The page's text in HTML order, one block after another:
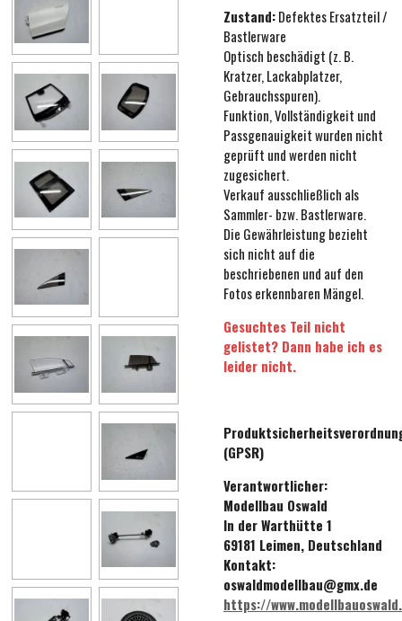
Zustand:Defektes Ersatzteil /
Bastlerware
Optisch beschädigt (z. B.
Kratzer, Lackabplatzer,
Gebrauchsspuren).
Funktion, Vollständigkeit und
Passgenauigkeit wurden nicht
geprüft und werden nicht
zugesichert.
Verkauf ausschließlich als
Sammler- bzw. Bastlerware.
Die Gewährleistung bezieht
sich nicht auf die
beschriebenen und auf den
Fotos erkennbaren Mängel.
Gesuchtes Teil nicht
gelistet? Dann habe ich es
leider nicht.
(GPSR)
Verantwortlicher:
Modellbau Oswald
In der Warthütte 1
69181 Leimen, Deutschland
Kontakt:
oswaldmodellbau@gmx.de
https://